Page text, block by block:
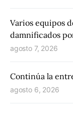
Varios equipos
damnificados
agosto 7, 2026
Continúa la
agosto 6, 2026